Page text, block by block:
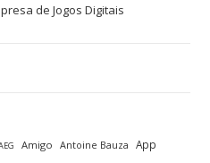
de Jogos Digitais
Amigo Antoine Bauza App